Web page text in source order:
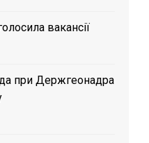
вакансії
при Держгеонадра